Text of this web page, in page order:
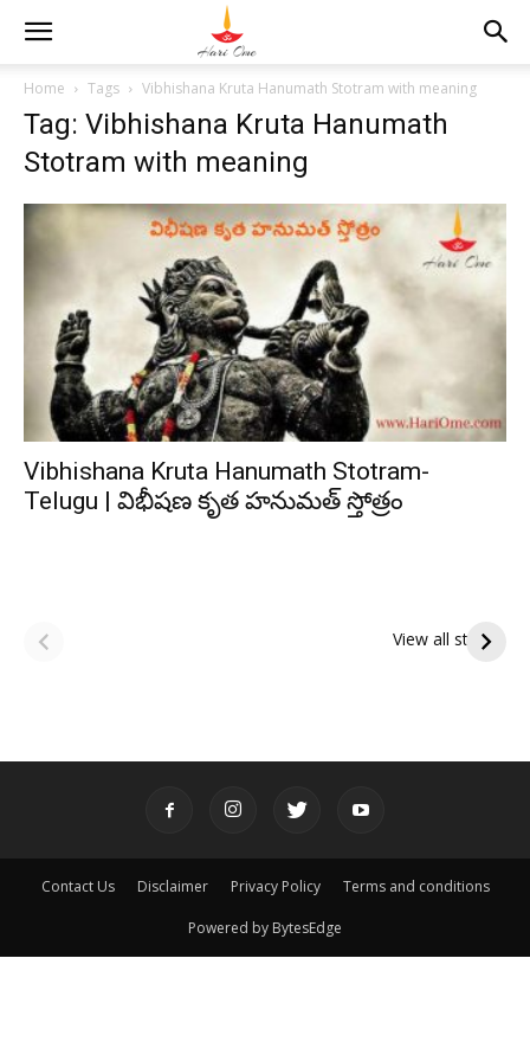
Home Tags Vibhishana Kruta Hanumath Stotram with meaning
Tag: Vibhishana Kruta Hanumath
Stotram with meaning
Vibhishana Kruta Hanumath Stotram-
Telugu | విభీషణ కృత హనుమత్ స్తోత్రం
View all stories
పితృదేవతల ఆశీర్వాదం
ఇంద్రకీలాద్రి గిరి ప్రదక్షిణ
Contact Us Disclaimer Privacy Policy Terms and conditions
Powered by BytesEdge